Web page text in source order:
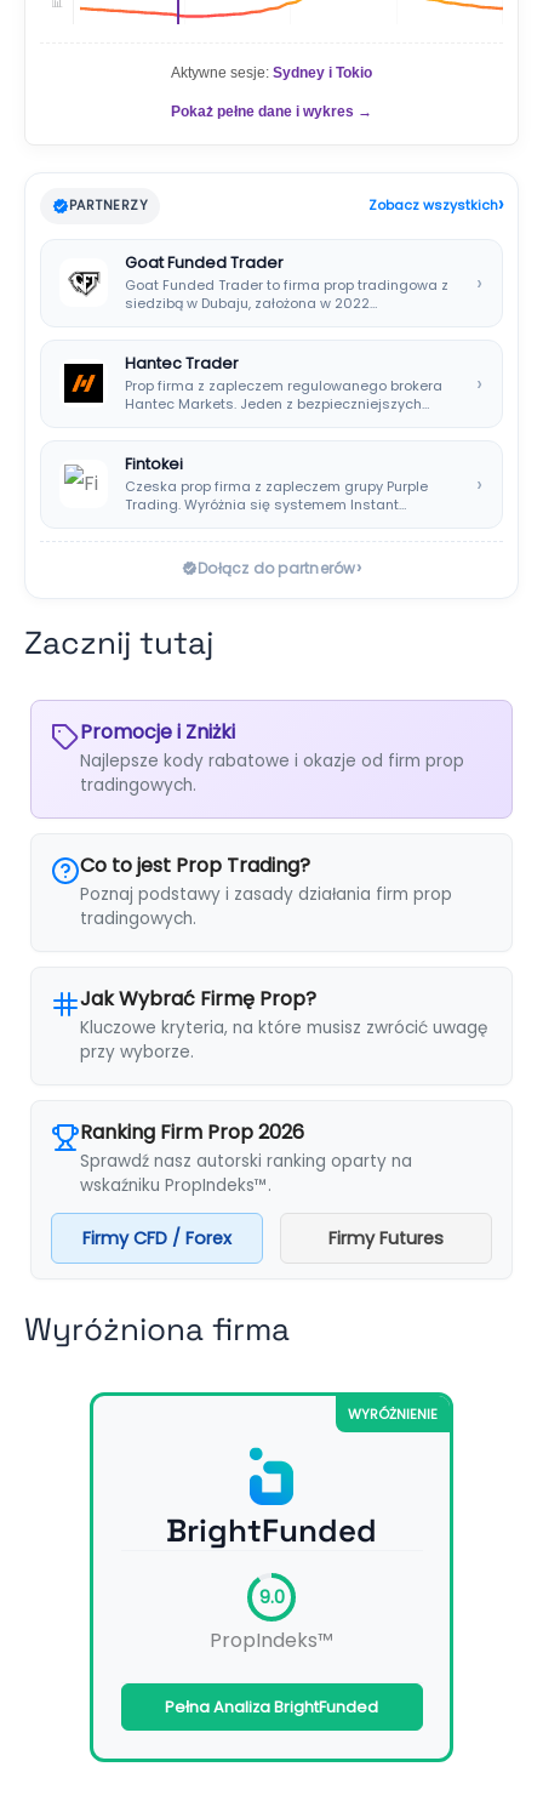
📊
Aktywne sesje: Sydney i Tokio
Pokaż pełne dane i wykres →
PARTNERZY Zobacz wszystkich›
Goat Funded Trader
Goat Funded Trader to firma prop tradingowa z
siedzibą w Dubaju, założona w 2022…
›
Hantec Trader
Prop firma z zapleczem regulowanego brokera
Hantec Markets. Jeden z bezpieczniejszych
›
Fintokei
Czeska prop firma z zapleczem grupy Purple
Trading. Wyróżnia się systemem Instant
›
Dołącz do partnerów›
Zacznij tutaj
Promocje i Zniżki
Najlepsze kody rabatowe i okazje od firm prop
tradingowych.
Co to jest Prop Trading?
Poznaj podstawy i zasady działania firm prop
tradingowych.
Jak Wybrać Firmę Prop?
Kluczowe kryteria, na które musisz zwrócić uwagę
przy wyborze.
Ranking Firm Prop 2026
Sprawdź nasz autorski ranking oparty na
wskaźniku PropIndeks™.
Firmy CFD / Forex Firmy Futures
Wyróżniona firma
WYRÓŻNIENIE
BrightFunded
9.0
PropIndeks™
Pełna Analiza BrightFunded